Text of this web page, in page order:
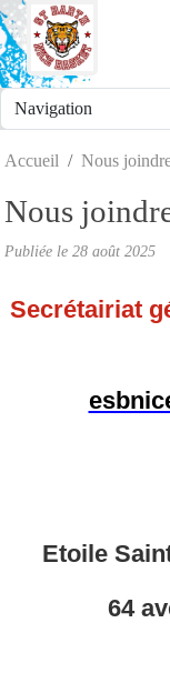
Accueil Nous
Nous
Publiée le 28 août 2025
Secrétairiat
Etoile
64
Panneau de gestion des